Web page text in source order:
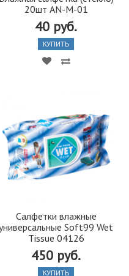
20шт AN-M-01
40 руб.
КУПИТЬ
Салфетки влажные
Soft99 Wet
Tissue 04126
450 руб.
КУПИТЬ